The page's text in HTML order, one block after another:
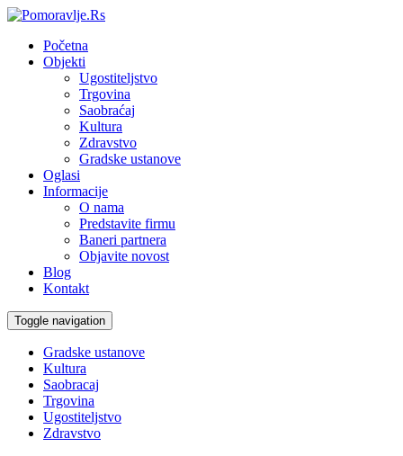
Početna
Objekti
Ugostiteljstvo
Trgovina
Saobraćaj
Kultura
Zdravstvo
Gradske ustanove
Oglasi
Informacije
O nama
Predstavite firmu
Baneri partnera
Objavite novost
Blog
Kontakt
Toggle navigation
Gradske ustanove
Kultura
Saobracaj
Trgovina
Ugostiteljstvo
Zdravstvo